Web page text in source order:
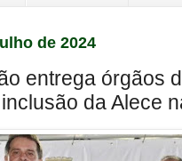
de 2024
entrega órgãos
da Alece